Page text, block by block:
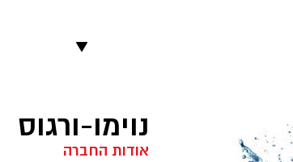
נוימו-ורגוס
אודות החברה